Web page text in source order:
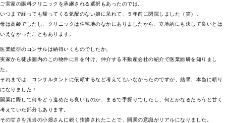
ご実家の眼科クリニックを承継される選択もあったのでは。
いつまで経っても帰ってくる気配のない娘に呆れて、５年前に閉院しました（笑）。
母は高齢でしたし、クリニックは住宅地のなかにありましたから、立地的にも決して良いとは
いえなかったこともあります。
医業総研のコンサルは納得いくものでしたか。
実家から徒歩圏内のこの物件に目を付け、仲介する不動産会社の紹介で医業総研を知りまし
た。
それまでは、コンサルタントに依頼するなど考えてもいなかったのですが、結果、本当に頼り
になりました！
開業に際して何をどう進めたら良いものか、まるで手探りでしたし、何とかなるだろうと甘く
考えていた部分もあります。
その甘さを担当の小畑さんに鋭く指摘されたことで、開業の意識がリアルになりました。